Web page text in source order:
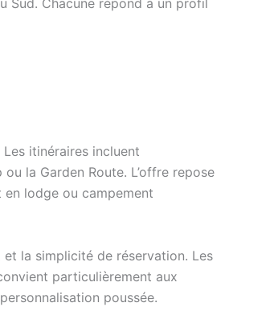
itinéraires incluent
la Garden Route. L’offre repose
lodge ou campement
la simplicité de réservation. Les
particulièrement aux
poussée.